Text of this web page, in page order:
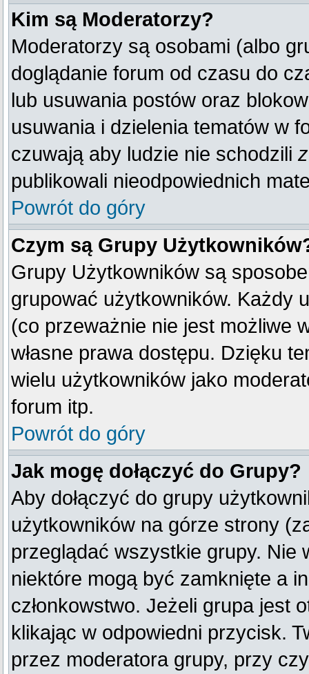
Kim są Moderatorzy?
Moderatorzy są osobami (albo
doglądanie forum od czasu do
lub usuwania postów oraz
usuwania i dzielenia tematów w
czuwają aby ludzie nie schodzili
publikowali nieodpowiednich
Powrót do góry
Czym są Grupy
Grupy Użytkowników są
grupować użytkowników. Każdy
(co przeważnie nie jest możliwe
własne prawa dostępu. Dzięku
wielu użytkowników jako
forum itp.
Powrót do góry
Jak mogę dołączyć do Grupy?
Aby dołączyć do grupy
użytkowników na górze strony
przeglądać wszystkie grupy. Nie
niektóre mogą być zamknięte a
członkowstwo. Jeżeli grupa jest
klikając w odpowiedni przycisk.
przez moderatora grupy, przy